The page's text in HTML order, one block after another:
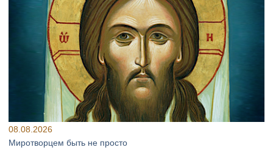
08.08.2026
Миротворцем быть не просто